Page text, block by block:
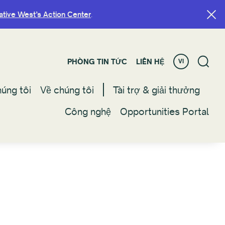
West’s Action Center.
PHÒNG TIN TỨC LIÊN HỆ VI
tôi Về chúng tôi
Tài trợ & giải thưởng
Công nghệ
Opportunities Portal
West’s Action Center.
PHÒNG TIN TỨC LIÊN HỆ VI
tôi Về chúng tôi
Tài trợ & giải thưởng
Công nghệ
Opportunities Portal